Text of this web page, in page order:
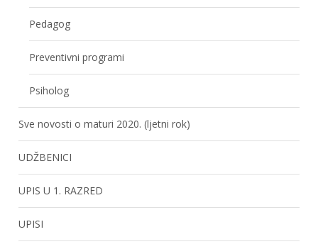
Pedagog
Preventivni programi
Psiholog
Sve novosti o maturi 2020. (ljetni rok)
UDŽBENICI
UPIS U 1. RAZRED
UPISI